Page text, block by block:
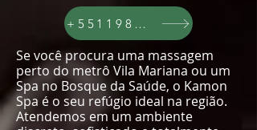
+5511989782971
Se você procura uma massagem
perto do metrô Vila Mariana ou um
Spa no Bosque da Saúde, o Kamon
Spa é o seu refúgio ideal na região.
Atendemos em um ambiente